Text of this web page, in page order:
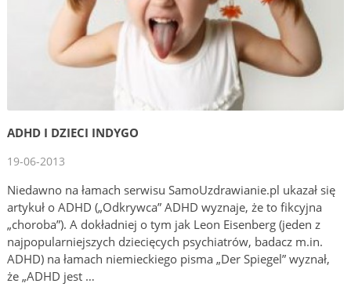
ADHD I DZIECI INDYGO
19-06-2013
Niedawno na łamach serwisu SamoUzdrawianie.pl ukazał się
artykuł o ADHD („Odkrywca” ADHD wyznaje, że to fikcyjna
„choroba”). A dokładniej o tym jak Leon Eisenberg (jeden z
najpopularniejszych dziecięcych psychiatrów, badacz m.in.
ADHD) na łamach niemieckiego pisma „Der Spiegel” wyznał,
że „ADHD jest …